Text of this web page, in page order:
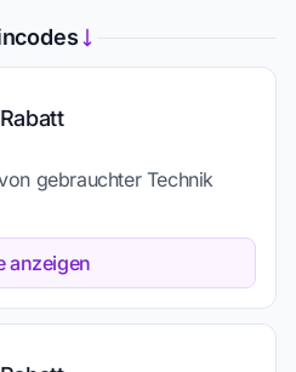
gebrauchter Technik
anzeigen